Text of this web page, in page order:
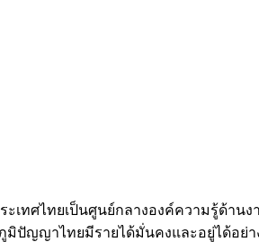
เทศไทย​เป็นศูนย์กลางองค์ความรู้ด้า
มิปัญญา​ไทยมีรายได้มั่นคงและอยู่​ได้อย่า